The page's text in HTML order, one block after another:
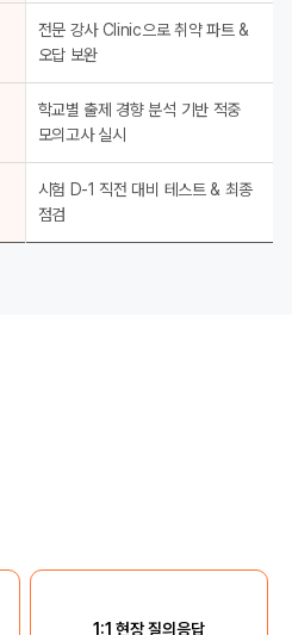
전문 강사 Clinic으로 취약 파트 &
오답 보완
학교별 출제 경향 분석 기반 적중
모의고사 실시
시험 D-1 직전 대비 테스트 & 최종
점검
1:1 현장 질의응답